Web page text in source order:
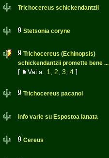
Trichocereus schickendantzii
Stetsonia coryne
Trichocereus (Echinopsis)
schickendantzii promette bene ...
[ Vai a: 1 2 3 4]
Trichocereus pacanoi
info varie su Espostoa lanata
Cereus